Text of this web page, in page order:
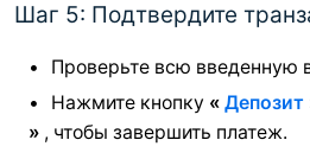
Шаг 5: Подтвердите
Проверьте всю введенную
Нажмите кнопку « Депозит
» , чтобы завершить платеж.